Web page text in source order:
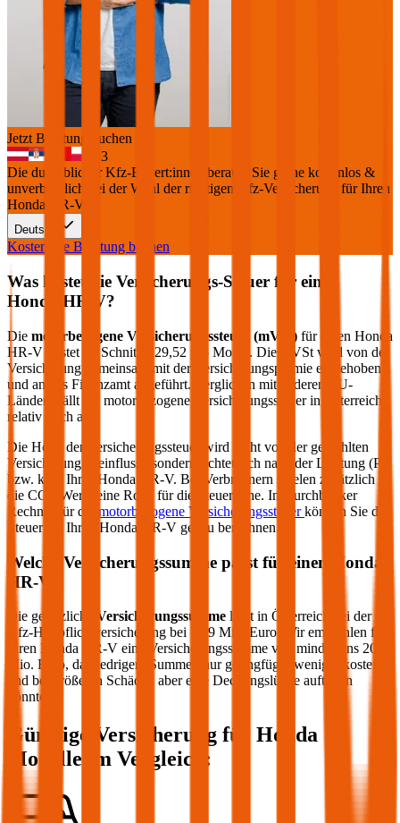
Jetzt Beratung buchen
+3
Die durchblicker Kfz-Expert:innen beraten Sie gerne kostenlos &
unverbindlich bei der Wahl der richtigen Kfz-Versicherung für Ihren
Honda HR-V
Deutsch
Kostenlose Beratung buchen
Was kostet die Versicherungs-Steuer für einen
Honda
HR-V?
Die motorbezogene Versicherungssteuer (mVSt) für einen Honda
HR-V kostet im Schnitt € 29,52 pro Monat. Die mVSt wird von der
Versicherung gemeinsam mit der Versicherungsprämie eingehoben
und an das Finanzamt abgeführt. Verglichen mit anderen EU-
Ländern fällt die motorbezogene Versicherungssteuer in Österreich
relativ hoch aus.
Die Höhe der Versicherungssteuer wird nicht von der gewählten
Versicherung beeinflusst, sondern richtet sich nach der Leistung (PS
bzw. kW) Ihres
Honda HR-V. Bei Verbrennern spielen zusätzlich
die CO2-Werte eine Rolle für die Steuerhöhe. Im durchblicker
Rechner für die
motorbezogene Versicherungssteuerkönnen Sie die
Steuer für Ihren Honda HR-V genau berechnen.
Welche Versicherungssumme passt für einen
Honda
HR-V
Die gesetzliche Versicherungssumme liegt in Österreich bei der
Kfz-Haftpflichtversicherung bei 7,79 Mio. Euro. Wir empfehlen für
Ihren Honda HR-V eine Versicherungssumme von mindestens 20
Mio. Euro, da niedrigere Summen nur geringfügig weniger kosten
und bei größeren Schäden aber eine Deckungslücke auftreten
könnte.
Günstige Versicherung für Honda
Modelle im Vergleich: